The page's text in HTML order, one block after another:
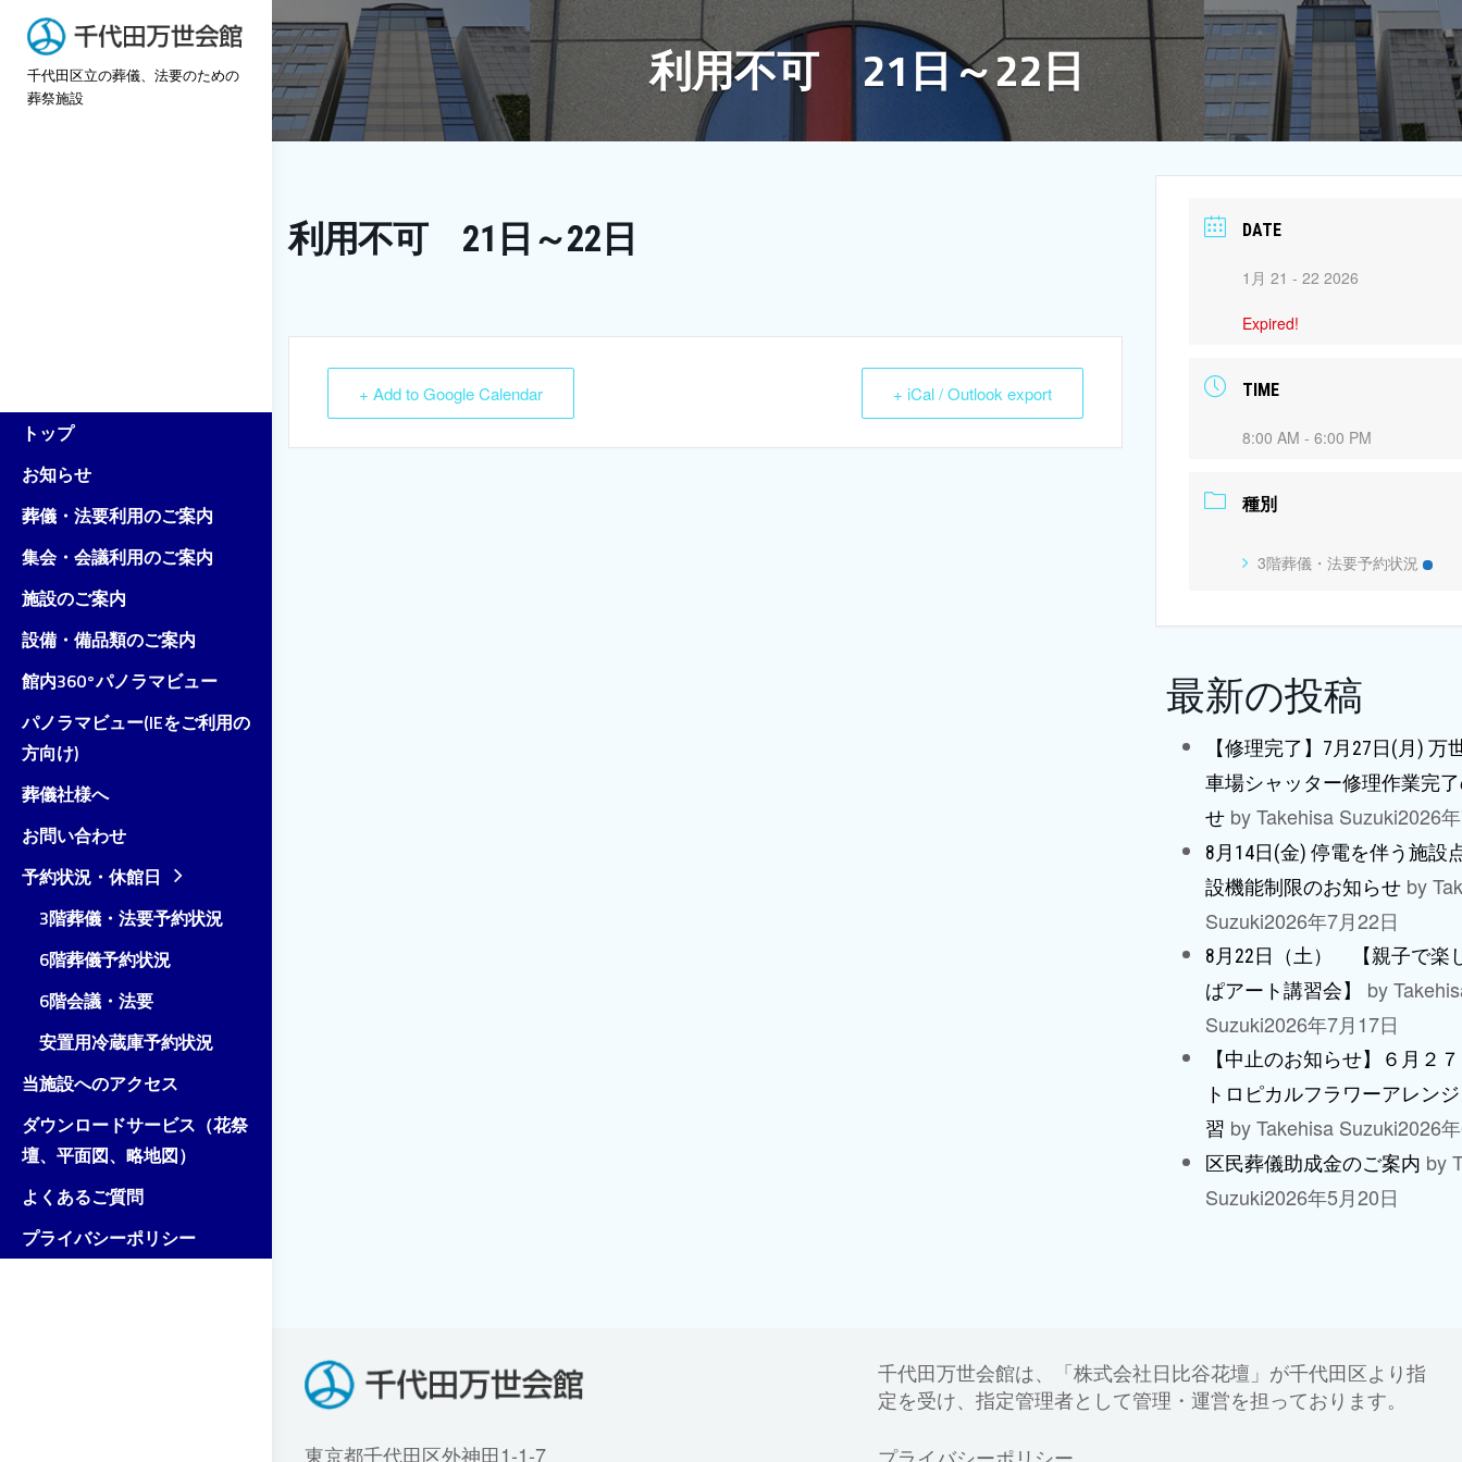
Skip
content
千代田区立の葬儀、法要のための
葬祭施設
トップ
お知らせ
葬儀・法要利用のご案内
集会・会議利用のご案内
施設のご案内
設備・備品類のご案内
館内360°パノラマビュー
パノラマビュー(IEをご利用の
方向け)
葬儀社様へ
お問い合わせ
予約状況・休館日
3階葬儀・法要予約状況
6階葬儀予約状況
6階会議・法要
安置用冷蔵庫予約状況
当施設へのアクセス
ダウンロードサービス（花祭
壇、平面図、略地図）
よくあるご質問
プライバシーポリシー
利用不可 21日～22日
利用不可 21日～22日
+ Add to Google Calendar + iCal / Outlook export
DATE
1月 21 - 22 2026
Expired!
TIME
8:00 AM - 6:00 PM
種別
3階葬儀・法要予約状況
最新の投稿
【修理完了】7月27日(月) 万
車場シャッター修理作業完
せ by Takehisa Suzuki2026
8月14日(金) 停電を伴う施設
設機能制限のお知らせ by
Suzuki2026年7月22日
8月22日（土） 【親子で楽
ぱアート講習会】
by
Suzuki2026年7月17日
【中止のお知らせ】６月２
トロピカルフラワーアレン
習 by Takehisa Suzuki2026
区民葬儀助成金のご案内 by
Suzuki2026年5月20日
東京都千代田区外神田1-1-7
千代田万世会館は、「株式会社日比谷花壇」が千代田区より指
定を受け、指定管理者として管理・運営を担っております。